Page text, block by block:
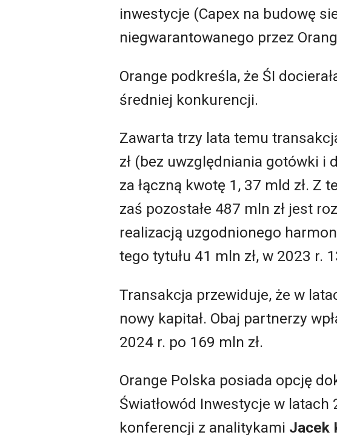
inwestycje (Capex na budowę
niegwarantowanego przez
Orange podkreśla, że ŚI
średniej konkurencji.
Zawarta trzy lata temu
zł (bez uwzględniania gotówki i
za łączną kwotę 1, 37 mld zł. Z
zaś pozostałe 487 mln zł jest
realizacją uzgodnionego
tego tytułu 41 mln zł, w 2023 r.
Transakcja przewiduje, że w
nowy kapitał. Obaj partnerzy
2024 r. po 169 mln zł.
Orange Polska posiada opcję
Światłowód Inwestycje w
konferencji z analitykami Jacek